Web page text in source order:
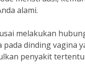
alami.
melakukan
pada dinding vagina
penyakit